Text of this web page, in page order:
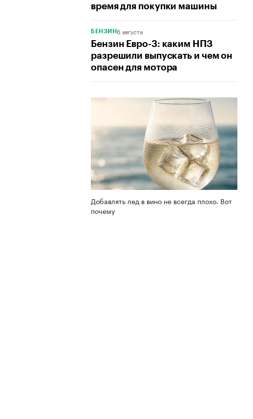
время для покупки машины
БЕНЗИН6 августа
Бензин Евро-3: каким НПЗ
разрешили выпускать и чем он
опасен для мотора
Добавлять лед в вино не всегда плохо. Вот
почему